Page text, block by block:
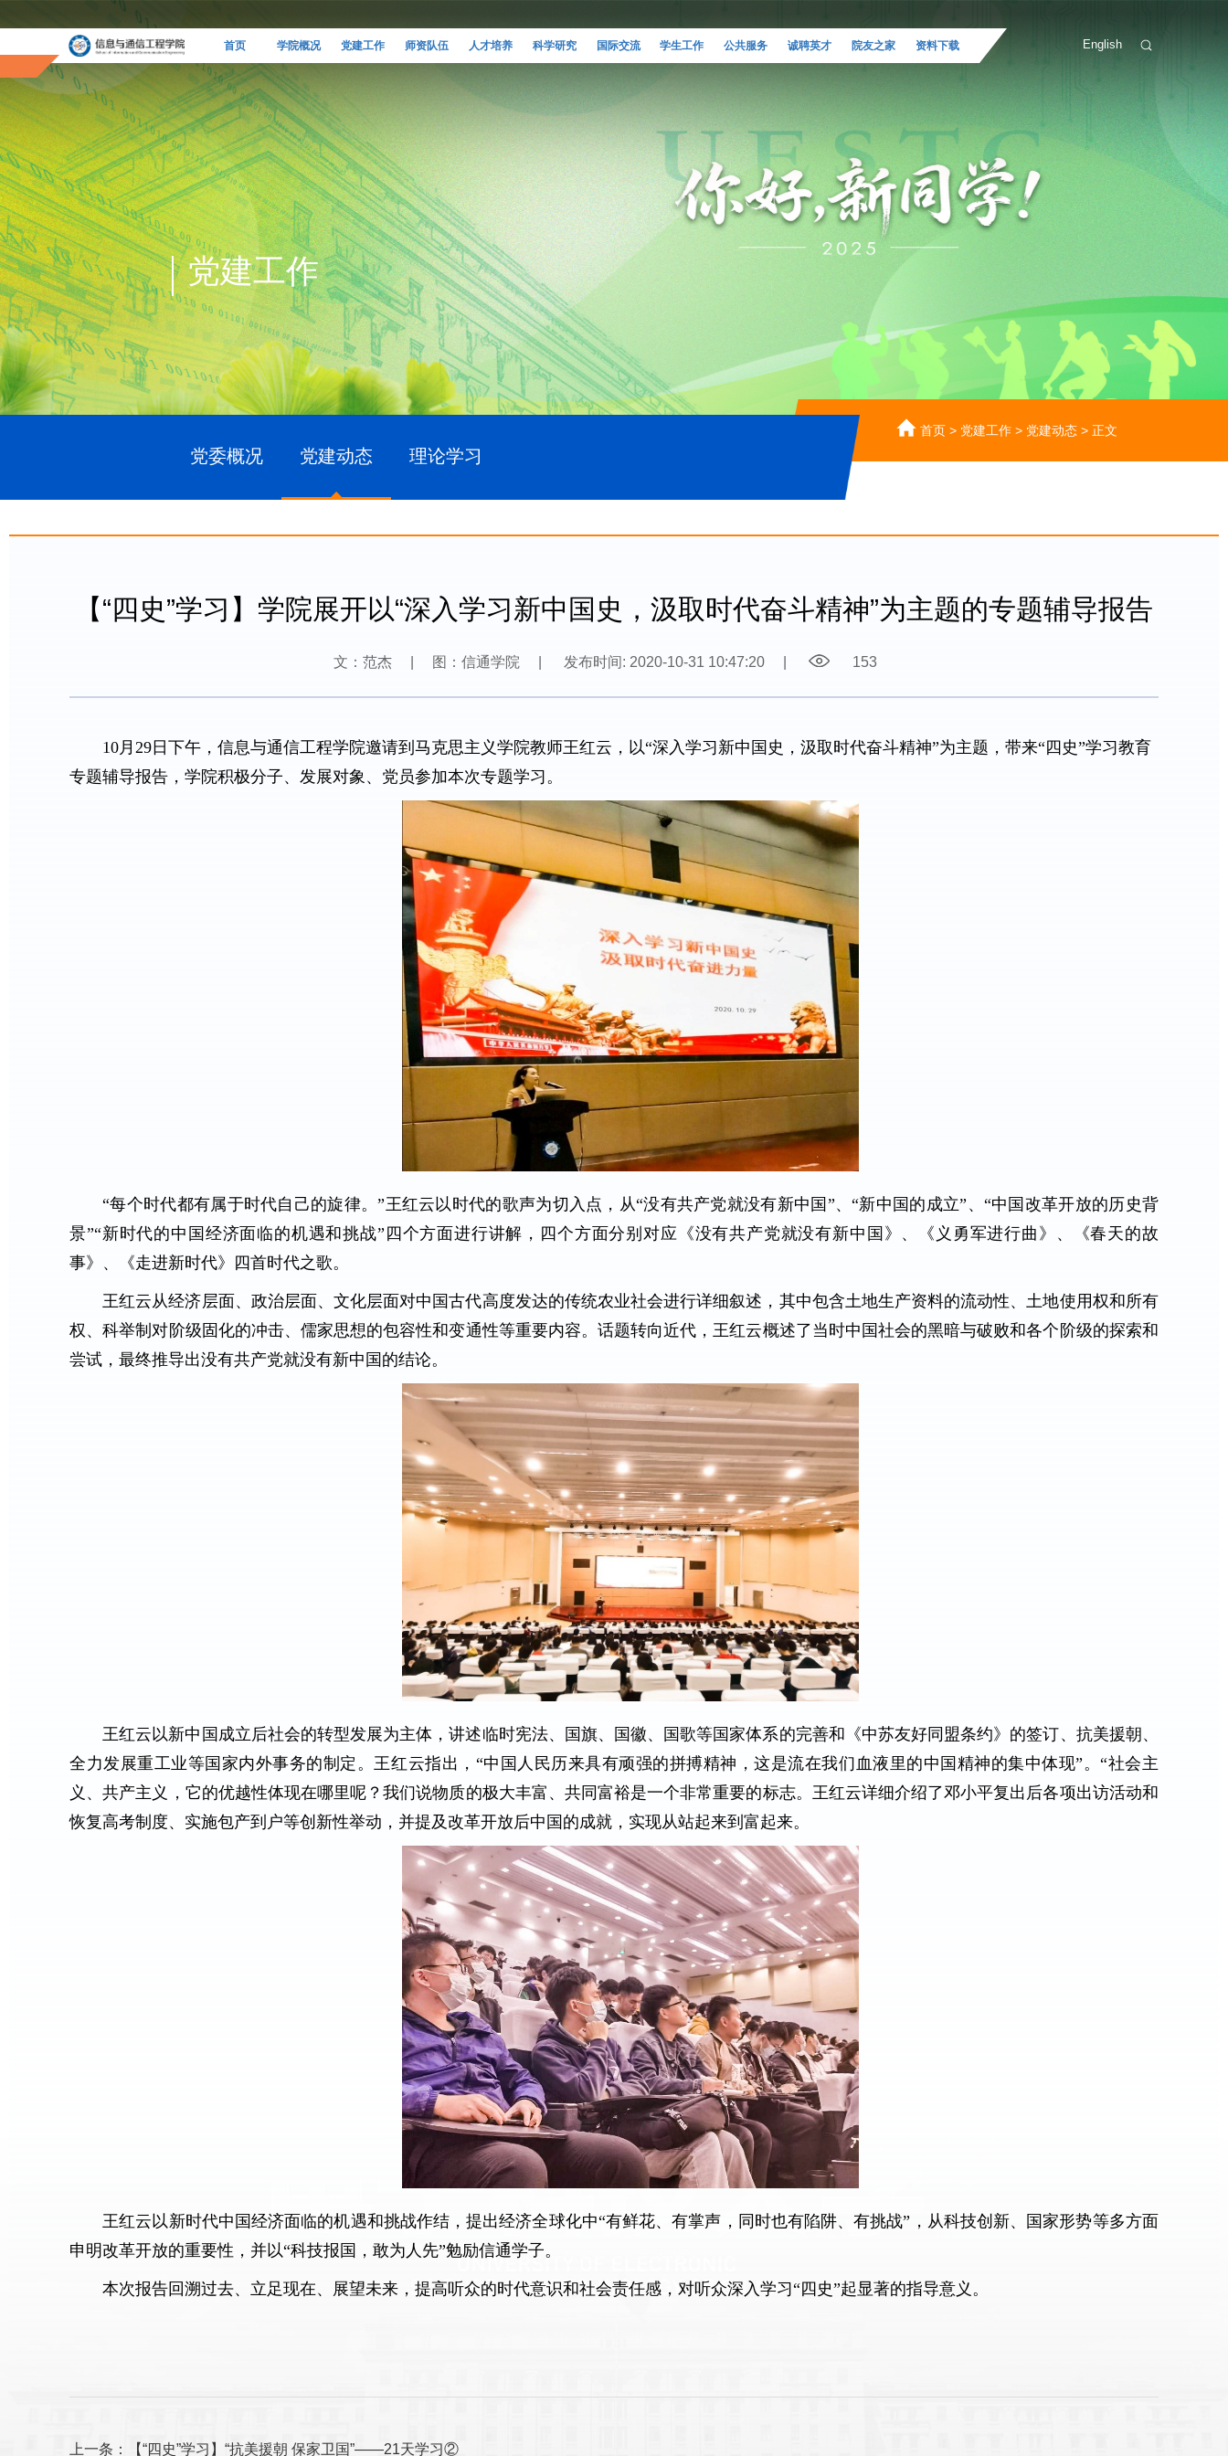
首页 学院概况 党建工作 师资队伍 人才培养 科学研究 国际交流 学生工作 公共服务 诚聘英才 院友之家 资料下载 English
党建工作
首页 > 党建工作 > 党建动态 > 正文
党委概况 党建动态 理论学习
【“四史”学习】学院展开以“深入学习新中国史，汲取时代奋斗精神”为主题的专题辅导报告
文：范杰 图：信通学院 发布时间: 2020-10-31 10:47:20 153
10月29日下午，信息与通信工程学院邀请到马克思主义学院教师王红云，以“深入学习新中国史，汲取时代奋斗精神”为主题，带来“四史”学习教育
专题辅导报告，学院积极分子、发展对象、党员参加本次专题学习。
“每个时代都有属于时代自己的旋律。”王红云以时代的歌声为切入点，从“没有共产党就没有新中国”、“新中国的成立”、“中国改革开放的历史背
景”“新时代的中国经济面临的机遇和挑战”四个方面进行讲解，四个方面分别对应《没有共产党就没有新中国》、《义勇军进行曲》、《春天的故
事》、《走进新时代》四首时代之歌。
王红云从经济层面、政治层面、文化层面对中国古代高度发达的传统农业社会进行详细叙述，其中包含土地生产资料的流动性、土地使用权和所有
权、科举制对阶级固化的冲击、儒家思想的包容性和变通性等重要内容。话题转向近代，王红云概述了当时中国社会的黑暗与破败和各个阶级的探索和
尝试，最终推导出没有共产党就没有新中国的结论。
王红云以新中国成立后社会的转型发展为主体，讲述临时宪法、国旗、国徽、国歌等国家体系的完善和《中苏友好同盟条约》的签订、抗美援朝、
全力发展重工业等国家内外事务的制定。王红云指出，“中国人民历来具有顽强的拼搏精神，这是流在我们血液里的中国精神的集中体现”。“社会主
义、共产主义，它的优越性体现在哪里呢？我们说物质的极大丰富、共同富裕是一个非常重要的标志。王红云详细介绍了邓小平复出后各项出访活动和
恢复高考制度、实施包产到户等创新性举动，并提及改革开放后中国的成就，实现从站起来到富起来。
王红云以新时代中国经济面临的机遇和挑战作结，提出经济全球化中“有鲜花、有掌声，同时也有陷阱、有挑战”，从科技创新、国家形势等多方面
申明改革开放的重要性，并以“科技报国，敢为人先”勉励信通学子。
本次报告回溯过去、立足现在、展望未来，提高听众的时代意识和社会责任感，对听众深入学习“四史”起显著的指导意义。
上一条：【“四史”学习】“抗美援朝 保家卫国”——21天学习②